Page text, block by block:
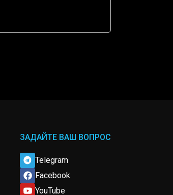
ЗАДАЙТЕ ВАШ ВОПРОС
Telegram
Facebook
YouTube